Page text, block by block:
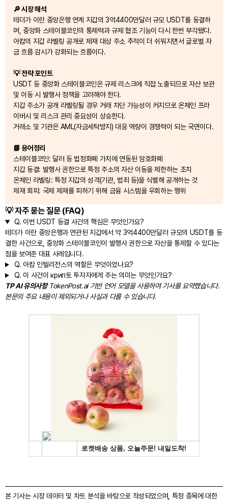
🔎 시장 해석
테더가 이란 중앙은행 연계 지갑의 3억4400만달러 규모 USDT를 동결하
며, 중앙화 스테이블코인의 통제력과 규제 협조 기능이 다시 한번 부각됐다.
아캄의 지갑 라벨링 공개로 제재 대상 주소 추적이 더 쉬워지면서 글로벌 자
금 흐름 감시가 강화되는 흐름이다.
💡 전략 포인트
USDT 등 중앙화 스테이블코인은 규제 리스크에 직접 노출되므로 자산 보관
및 이동 시 발행사 정책을 고려해야 한다.
지갑 주소가 공개 라벨링될 경우 거래 차단 가능성이 커지므로 온체인 프라
이버시 및 리스크 관리 중요성이 상승한다.
거래소 및 기관은 AML(자금세탁방지) 대응 역량이 경쟁력이 되는 국면이다.
📘 용어정리
스테이블코인: 달러 등 법정화폐 가치에 연동된 암호화폐
지갑 동결: 발행사 권한으로 특정 주소의 자산 이동을 제한하는 조치
온체인 라벨링: 특정 지갑의 성격(기관, 범죄 등)을 식별해 공개하는 것
제재 회피: 국제 제재를 피하기 위해 금융 시스템을 우회하는 행위
💡 자주 묻는 질문 (FAQ)
Q. 이번 USDT 동결 사건의 핵심은 무엇인가요?
테더가 이란 중앙은행과 연관된 지갑에서 약 3억4400만달러 규모의 USDT를 동
결한 사건으로, 중앙화 스테이블코인이 발행사 권한으로 자산을 통제할 수 있다는
점을 보여준 대표 사례입니다.
Q. 아캄 인텔리전스의 역할은 무엇이었나요?
Q. 이 사건이 крип토 투자자에게 주는 의미는 무엇인가요?
TP AI 유의사항TokenPost.ai 기반 언어 모델을 사용하여 기사를 요약했습니다.
본문의 주요 내용이 제외되거나 사실과 다를 수 있습니다.
본 기사는 시장 데이터 및 차트 분석을 바탕으로 작성되었으며, 특정 종목에 대한